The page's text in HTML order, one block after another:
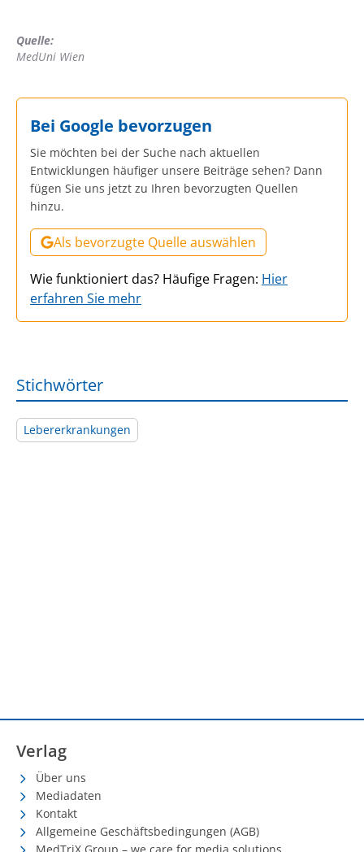
Quelle:
MedUni Wien
Bei Google bevorzugen
Sie möchten bei der Suche nach aktuellen
Entwicklungen häufiger unsere Beiträge sehen? Dann
fügen Sie uns jetzt zu Ihren bevorzugten Quellen
hinzu.
Als bevorzugte Quelle auswählen
Wie funktioniert das? Häufige Fragen: Hier
erfahren Sie mehr
Stichwörter
Lebererkrankungen
Verlag
Über uns
Mediadaten
Kontakt
Allgemeine Geschäftsbedingungen (AGB)
MedTriX Group – we care for media solutions